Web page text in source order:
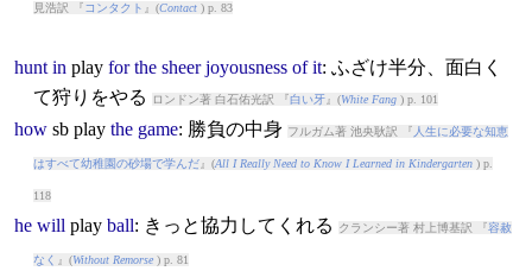
見浩訳 『 コンタクト 』(Contact) p. 83
hunt in play for the sheer joyousness of it: ふざけ半分、面白く
て狩りをやる
ロンドン著 白石佑光訳 『白い牙』(White Fang) p. 101
howsb play the game: 勝負の中身 フルガム著 池央耿訳 『 人生に必要な知恵
はすべて幼稚園の砂場で学んだ』(All I Really Need to Know I Learned in Kindergarten) p.
118
he will play ball: きっと協力してくれる クランシー著 村上博基訳 『容赦
なく 』(Without Remorse) p. 81